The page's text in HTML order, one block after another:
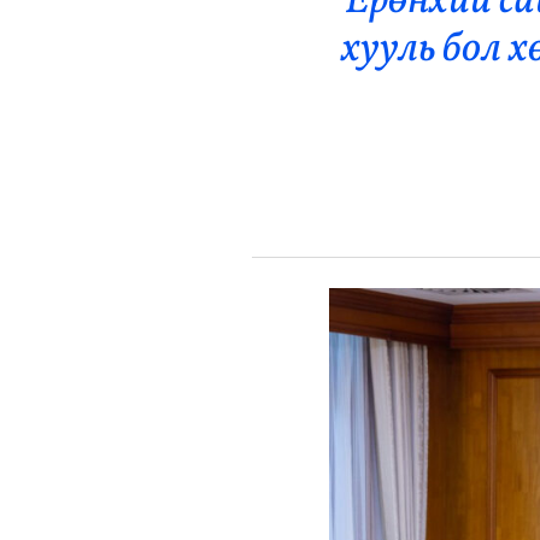
Эрүүл Мэнд
Орон Нутаг
Эрэн Сурвалжилга
хууль бол